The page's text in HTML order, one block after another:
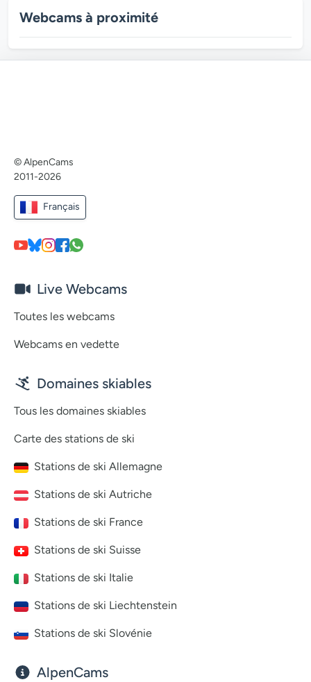
Webcams à proximité
© AlpenCams
2011-2026
Français
Live Webcams
Toutes les webcams
Webcams en vedette
Domaines skiables
Tous les domaines skiables
Carte des stations de ski
Stations de ski Allemagne
Stations de ski Autriche
Stations de ski France
Stations de ski Suisse
Stations de ski Italie
Stations de ski Liechtenstein
Stations de ski Slovénie
AlpenCams